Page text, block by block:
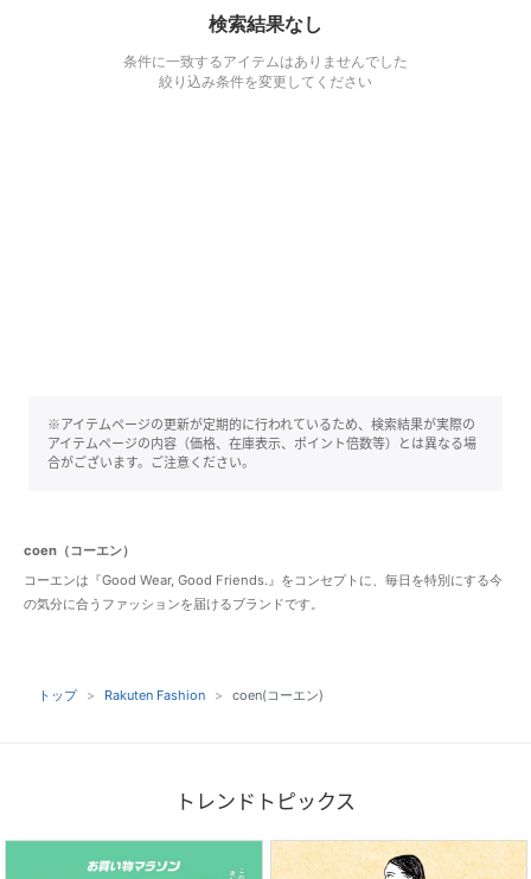
検索結果なし
条件に一致するアイテムはありませんでした
絞り込み条件を変更してください
※アイテムページの更新が定期的に行われているため、検索結果が実際の
アイテムページの内容（価格、在庫表示、ポイント倍数等）とは異なる場
合がございます。ご注意ください。
coen（コーエン）
コーエンは『Good Wear, Good Friends.』をコンセプトに、毎日を特別にする今
の気分に合うファッションを届けるブランドです。
トップ Rakuten Fashion coen(コーエン)
トレンドトピックス